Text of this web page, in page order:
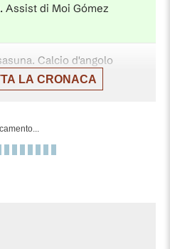
Assist di Moi Gómez
Calcio d'angolo
Castrín (Siviglia).
area parato palla
in basso a
LA CRONACA